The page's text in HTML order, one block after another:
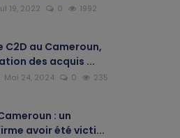
19, 2022 0 1992
C2D au Cameroun,
des acquis ...
Mai 24, 2024 0 235
: un
avoir été victi...